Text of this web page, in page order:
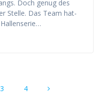
Doch genug des
Stel­le. Das Team hat­
Seite
3 Seite
4